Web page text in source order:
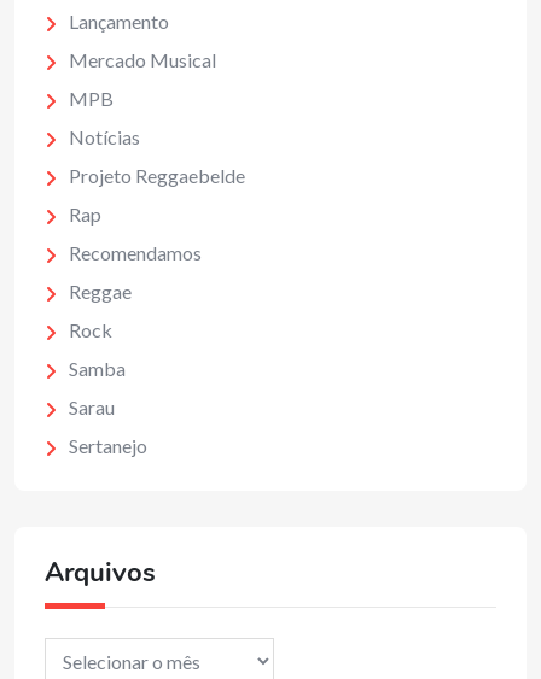
Lançamento
Mercado Musical
MPB
Notícias
Projeto Reggaebelde
Rap
Recomendamos
Reggae
Rock
Samba
Sarau
Sertanejo
Arquivos
Arquivos